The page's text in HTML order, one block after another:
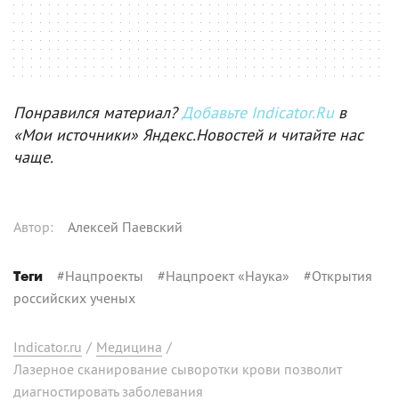
Понравился материал?Добавьте Indicator.Ruв
«Мои источники» Яндекс.Новостей и читайте нас
чаще.
Автор: Алексей Паевский
Теги #Нацпроекты #Нацпроект «Наука» #Открытия
российских ученых
Indicator.ru / Медицина /
Лазерное сканирование сыворотки крови позволит
диагностировать заболевания